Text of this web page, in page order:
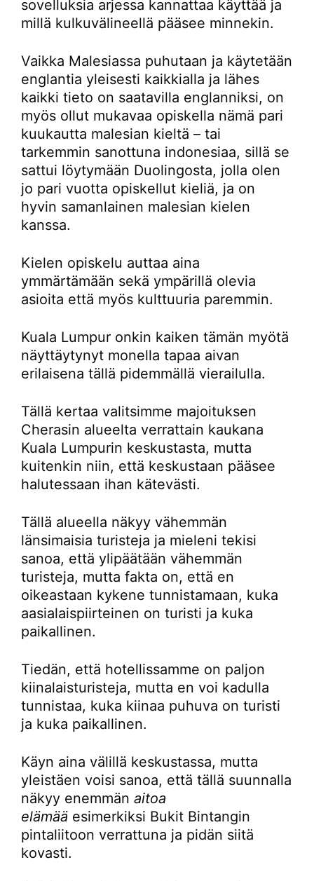
sovelluksia arjessa kannattaa käyttää ja
millä kulkuvälineellä pääsee minnekin.
Vaikka Malesiassa puhutaan ja käytetään
englantia yleisesti kaikkialla ja lähes
kaikki tieto on saatavilla englanniksi, on
myös ollut mukavaa opiskella nämä pari
kuukautta malesian kieltä – tai
tarkemmin sanottuna indonesiaa, sillä se
sattui löytymään Duolingosta, jolla olen
jo pari vuotta opiskellut kieliä, ja on
hyvin samanlainen malesian kielen
kanssa.
Kielen opiskelu auttaa aina
ymmärtämään sekä ympärillä olevia
asioita että myös kulttuuria paremmin.
Kuala Lumpur onkin kaiken tämän myötä
näyttäytynyt monella tapaa aivan
erilaisena tällä pidemmällä vierailulla.
Tällä kertaa valitsimme majoituksen
Cherasin alueelta verrattain kaukana
Kuala Lumpurin keskustasta, mutta
kuitenkin niin, että keskustaan pääsee
halutessaan ihan kätevästi.
Tällä alueella näkyy vähemmän
länsimaisia turisteja ja mieleni tekisi
sanoa, että ylipäätään vähemmän
turisteja, mutta fakta on, että en
oikeastaan kykene tunnistamaan, kuka
aasialaispiirteinen on turisti ja kuka
paikallinen.
Tiedän, että hotellissamme on paljon
kiinalaisturisteja, mutta en voi kadulla
tunnistaa, kuka kiinaa puhuva on turisti
ja kuka paikallinen.
Käyn aina välillä keskustassa, mutta
yleistäen voisi sanoa, että tällä suunnalla
näkyy enemmän aitoa
elämää esimerkiksi Bukit Bintangin
pintaliitoon verrattuna ja pidän siitä
kovasti.